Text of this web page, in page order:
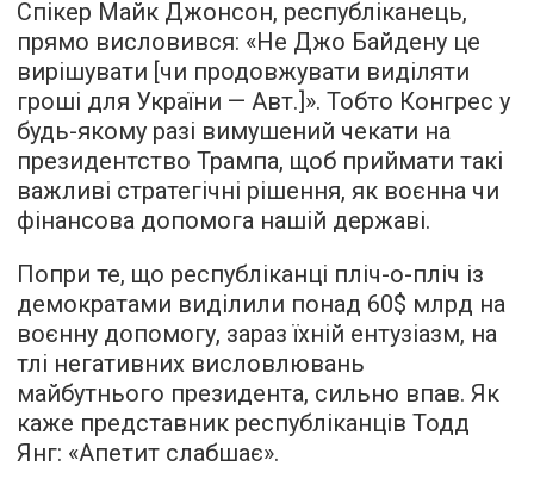
Спікер Майк Джонсон, республіканець,
прямо висловився: «Не Джо Байдену це
вирішувати [чи продовжувати виділяти
гроші для України — Авт.]». Тобто Конгрес у
будь-якому разі вимушений чекати на
президентство Трампа, щоб приймати такі
важливі стратегічні рішення, як воєнна чи
фінансова допомога нашій державі.
Попри те, що республіканці пліч-о-пліч із
демократами виділили понад 60$ млрд на
воєнну допомогу, зараз їхній ентузіазм, на
тлі негативних висловлювань
майбутнього президента, сильно впав. Як
каже представник республіканців Тодд
Янг: «Апетит слабшає».